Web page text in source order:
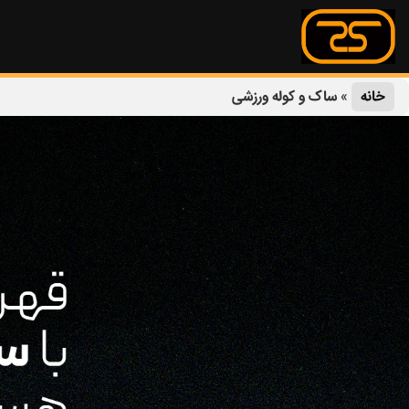
خانه »ساک و کوله ورزشی